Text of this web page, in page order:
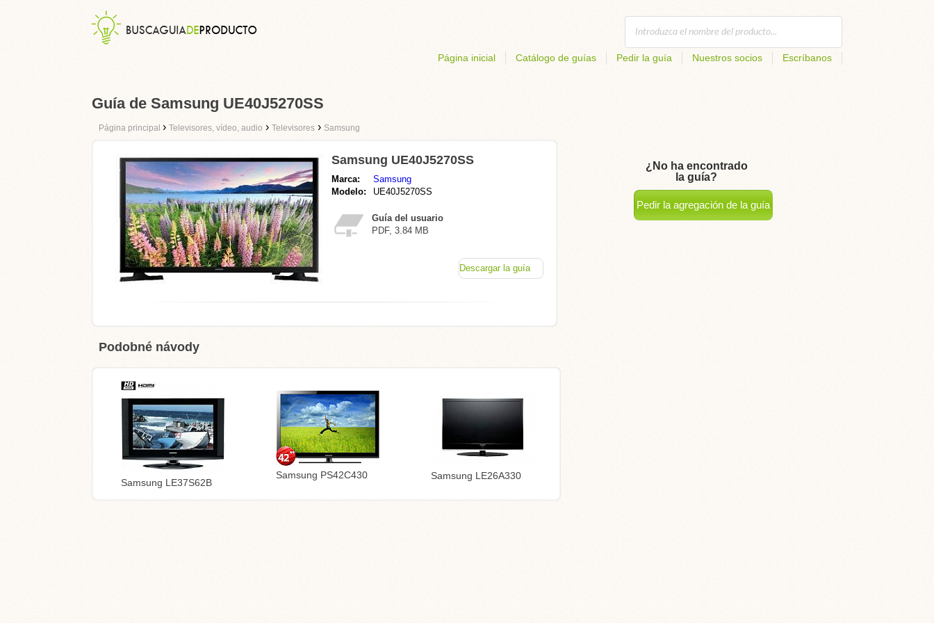
Página inicial Catálogo de guías Pedir la guía Nuestros socios Escríbanos
Guía de Samsung UE40J5270SS
Página principal › Televisores, vídeo, audio › Televisores › Samsung
Samsung UE40J5270SS
Marca:
Samsung
Modelo:
UE40J5270SS
Guía del usuario
PDF, 3.84 MB
Descargar la guía
Podobné návody
Samsung LE37S62B
Samsung PS42C430 Samsung LE26A330
¿No ha encontrado
la guía?
Pedir la agregación de la guía